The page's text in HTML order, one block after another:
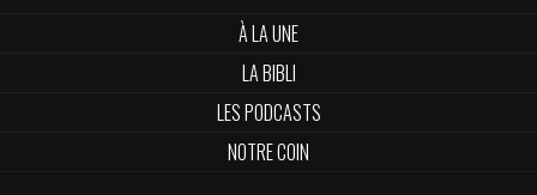
À LA UNE
LA BIBLI
LES PODCASTS
NOTRE COIN